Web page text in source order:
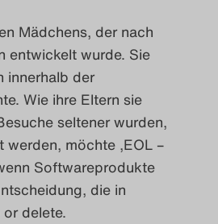
Mädchens, der nach
entwickelt wurde. Sie
innerhalb der
Wie ihre Eltern sie
seltener wurden,
möchte ‚EOL –
Softwareprodukte
die in
delete.